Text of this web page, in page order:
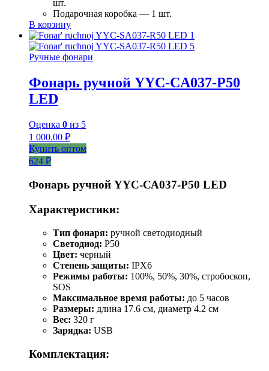
шт.
Подарочная коробка — 1 шт.
В корзину
Ручные фонари
Фонарь ручной YYC-CA037-P50
LED
Оценка 0 из 5
1 000.00 ₽
Купить оптом
624 ₽
Фонарь ручной YYC-СА037-Р50 LED
Характеристики:
Тип фонаря: ручной светодиодный
Светодиод: P50
Цвет: черный
Степень защиты: IPX6
Режимы работы: 100%, 50%, 30%, стробоскоп,
SOS
Максимальное время работы: до 5 часов
Размеры: длина 17.6 см, диаметр 4.2 см
Вес: 320 г
Зарядка: USB
Комплектация: